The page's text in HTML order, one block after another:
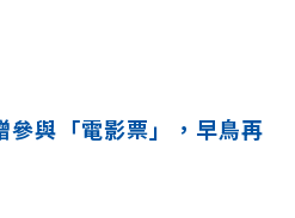
與「電影票」，早鳥再